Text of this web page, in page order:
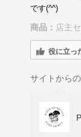
です(^^)
商品： 店主
役に立っ
サイトから